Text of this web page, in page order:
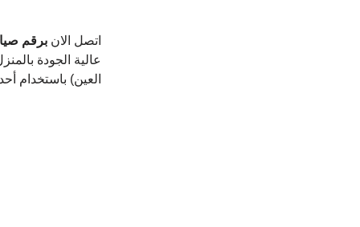
اتصل الان برقم
عالية الجودة
العين) باستخدام